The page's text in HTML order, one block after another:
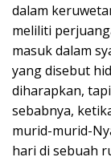
dalam
meliliti
masuk dalam
yang disebut
diharapkan,
sebabnya,
murid-murid-
hari di sebuah